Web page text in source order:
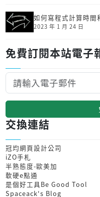
如何寫程式計算時間
2023 年 1 月 24 日
免費訂閱本站電子
交換連結
冠均網頁設計公司
iZO手札
半熟態度-歐美加
軟硬e點通
是個好工具Be Good Tool
Spaceack's Blog